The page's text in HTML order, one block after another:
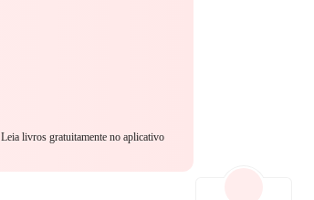
Leia livros gratuitamente no aplicativo